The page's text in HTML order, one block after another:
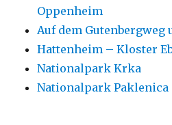
Oppenheim
Auf dem Gutenbergweg
Hattenheim – Kloster
Nationalpark Krka
Nationalpark Paklenica